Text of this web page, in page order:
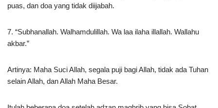
puas, dan doa yang tidak diijabah.
7. “Subhanallah. Walhamdulillah. Wa laa ilaha illallah. Wallahu
akbar.”
Artinya: Maha Suci Allah, segala puji bagi Allah, tidak ada Tuhan
selain Allah, dan Allah Maha Besar.